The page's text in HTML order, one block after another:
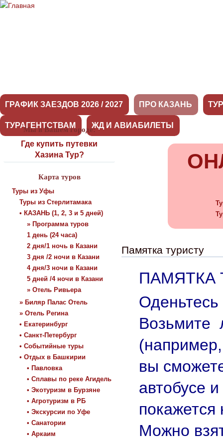
ГРАФИК ЗАЕЗДОВ 2026 / 2027 ПРО КАЗАНЬ
ТУРАГЕНТСТВАМ ЖД И АВИАБИЛЕТЫ
Мы в Вашем городе:
Где купить путевки
Хазина Тур?
Карта туров
Туры из Уфы
Туры из Стерлитамака
• КАЗАНЬ (1, 2, 3 и 5 дней)
» Программа туров
1 день (24 часа)
2 дня/1 ночь в Казани
3 дня /2 ночи в Казани
4 дня/3 ночи в Казани
5 дней /4 ночи в Казани
» Отель Ривьера
» Биляр Палас Отель
» Отель Регина
• Екатеринбург
• Санкт-Петербург
• Событийные туры
• Отдых в Башкирии
• Павловка
• Сплавы по реке Агидель
• Экотуризм в Бурзяне
• Агротуризм в РБ
• Экскурсии по Уфе
• Санатории
• Аркаим
Про Казань
Памятка туристу
ПАМЯТКА
Возьмите
вы
автобусе
покажется
Можно